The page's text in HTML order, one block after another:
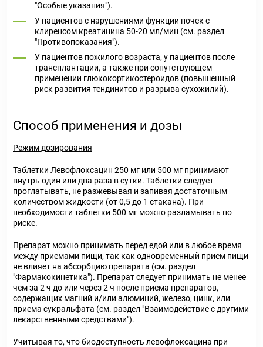
"Особые указания").
У пациентов с нарушениями функции почек с
клиренсом креатинина 50-20 мл/мин (см. раздел
"Противопоказания").
У пациентов пожилого возраста, у пациентов после
трансплантации, а также при сопутствующем
применении глюкокортикостероидов (повышенный
риск развития тендинитов и разрыва сухожилий).
Способ применения и дозы
Режим дозирования
Таблетки Левофлоксацин 250 мг или 500 мг принимают
внутрь один или два раза в сутки. Таблетки следует
проглатывать, не разжевывая и запивая достаточным
количеством жидкости (от 0,5 до 1 стакана). При
необходимости таблетки 500 мг можно разламывать по
риске.
Препарат можно принимать перед едой или в любое время
между приемами пищи, так как одновременный прием пищи
не влияет на абсорбцию препарата (см. раздел
"Фармакокинетика"). Препарат следует принимать не менее
чем за 2 ч до или через 2 ч после приема препаратов,
содержащих магний и/или алюминий, железо, цинк, или
приема сукральфата (см. раздел "Взаимодействие с другими
лекарственными средствами").
Учитывая то, что биодоступность левофлоксацина при